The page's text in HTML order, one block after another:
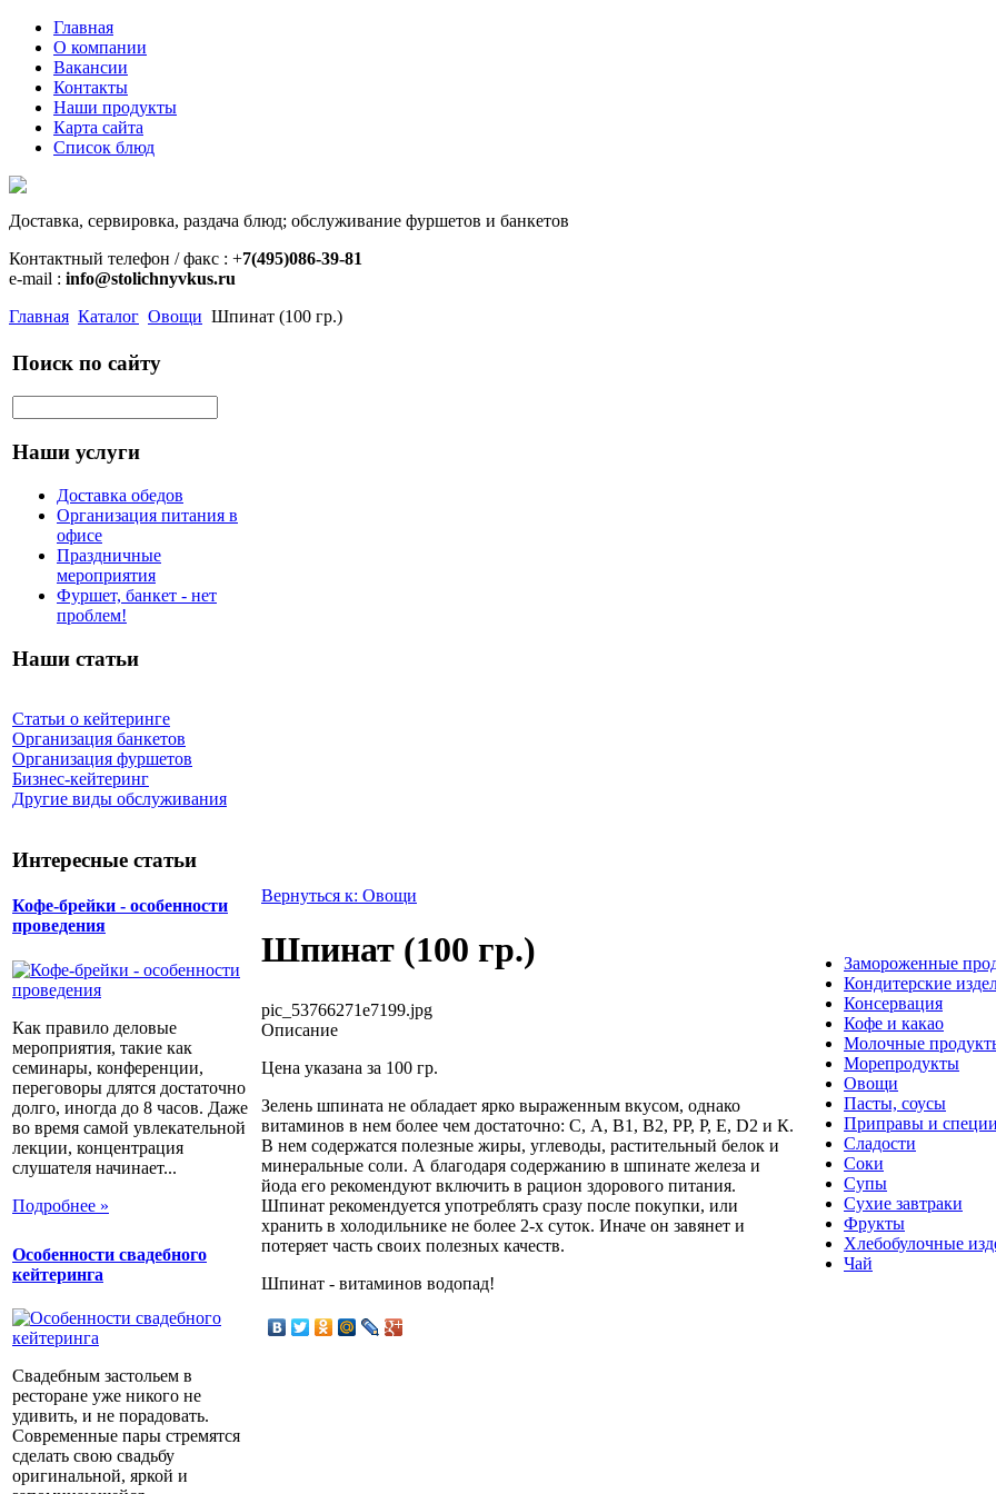
Главная
О компании
Вакансии
Контакты
Наши продукты
Карта сайта
Список блюд
Доставка, сервировка, раздача блюд; обслуживание фуршетов и банкетов
Контактный телефон / факс : +7(495)086-39-81
e-mail : info@stolichnyvkus.ru
Главная Каталог Овощи Шпинат (100 гр.)
Поиск по сайту
Наши услуги
Доставка обедов
Организация питания в
офисе
Праздничные
мероприятия
Фуршет, банкет - нет
проблем!
Наши статьи
Статьи о кейтеринге
Организация банкетов
Организация фуршетов
Бизнес-кейтеринг
Другие виды обслуживания
Интересные статьи
Кофе-брейки - особенности
проведения
Как правило деловые
мероприятия, такие как
семинары, конференции,
переговоры длятся достаточно
долго, иногда до 8 часов. Даже
во время самой увлекательной
лекции, концентрация
слушателя начинает...
Подробнее »
Особенности свадебного
кейтеринга
Свадебным застольем в
ресторане уже никого не
удивить, и не порадовать.
Современные пары стремятся
сделать свою свадьбу
оригинальной, яркой и
Вернуться к: Овощи
Шпинат (100 гр.)
pic_53766271e7199.jpg
Описание
Цена указана за 100 гр.
Зелень шпината не обладает ярко выраженным вкусом, однако
витаминов в нем более чем достаточно: С, А, В1, В2, РР, Р, Е, D2 и К.
В нем содержатся полезные жиры, углеводы, растительный белок и
минеральные соли. А благодаря содержанию в шпинате железа и
йода его рекомендуют включить в рацион здорового питания.
Шпинат рекомендуется употреблять сразу после покупки, или
хранить в холодильнике не более 2-х суток. Иначе он завянет и
потеряет часть своих полезных качеств.
Шпинат - витаминов водопад!
Замороженные
Кондитерские
Консервация
Кофе и какао
Молочные
Морепродукты
Овощи
Пасты, соусы
Приправы и специи
Сладости
Соки
Супы
Сухие завтраки
Фрукты
Хлебобулочные
Чай